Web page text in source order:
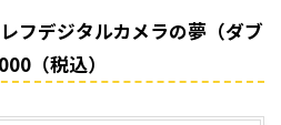
フデジタルカメラの夢（ダブ
（税込）